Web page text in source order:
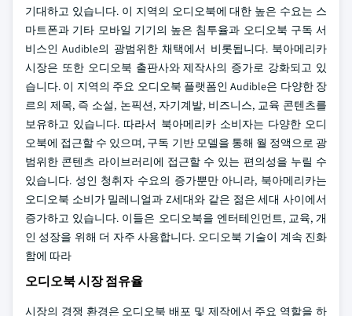
기대하고 있습니다. 이 지역의 오디오북에 대한 높은 수요는 스
마트폰과 기타 모바일 기기의 높은 침투율과 오디오북 구독 서
비스인 Audible의 광범위한 채택에서 비롯됩니다. 북아메리카
시장은 또한 오디오북 출판사와 제작사의 증가로 강화되고 있
습니다. 이 지역의 주요 오디오북 플랫폼인 Audible은 다양한 장
르의 제목, 즉 소설, 논픽션, 자기계발, 비즈니스, 교육 콘텐츠를
보유하고 있습니다. 따라서 북아메리카 소비자는 다양한 오디
오북에 접근할 수 있으며, 구독 기반 모델을 통해 월 정액으로 광
범위한 콘텐츠 라이브러리에 접근할 수 있는 편의성을 누릴 수
있습니다. 성인 청취자 수요의 증가뿐만 아니라, 북아메리카는
오디오북 소비가 밀레니얼과 Z세대와 같은 젊은 세대 사이에서
증가하고 있습니다. 이들은 오디오북을 엔터테인먼트, 교육, 개
인 성장을 위해 더 자주 사용합니다. 오디오북 기술이 계속 진화
함에 따라
오디오북 시장 점유율
시장의 경쟁 환경은 오디오북 배포 및 제작에서 주요 역할을 하